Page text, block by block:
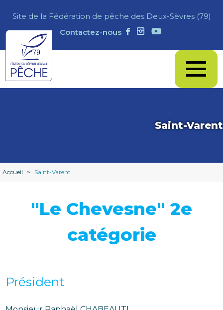
Site de la Fédération de pêche des Deux-Sèvres (79)
Contactez-nous
Saint-Varent
Accueil > Saint-Varent
"Le Chevesne" 2e
catégorie
Président